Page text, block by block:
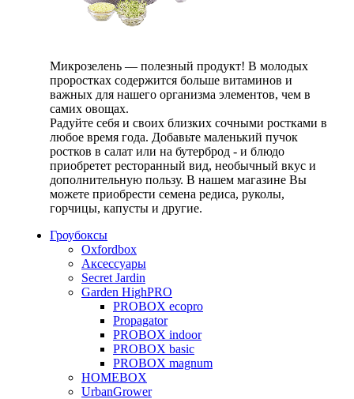
Микрозелень — полезный продукт! В молодых
проростках содержится больше витаминов и
важных для нашего организма элементов, чем в
самих овощах.
Радуйте себя и своих близких сочными ростками в
любое время года. Добавьте маленький пучок
ростков в салат или на бутерброд - и блюдо
приобретет ресторанный вид, необычный вкус и
дополнительную пользу. В нашем магазине Вы
можете приобрести семена редиса, руколы,
горчицы, капусты и другие.
Гроубоксы
Oxfordbox
Аксессуары
Secret Jardin
Garden HighPRO
PROBOX ecopro
Propagator
PROBOX indoor
PROBOX basic
PROBOX magnum
HOMEBOX
UrbanGrower